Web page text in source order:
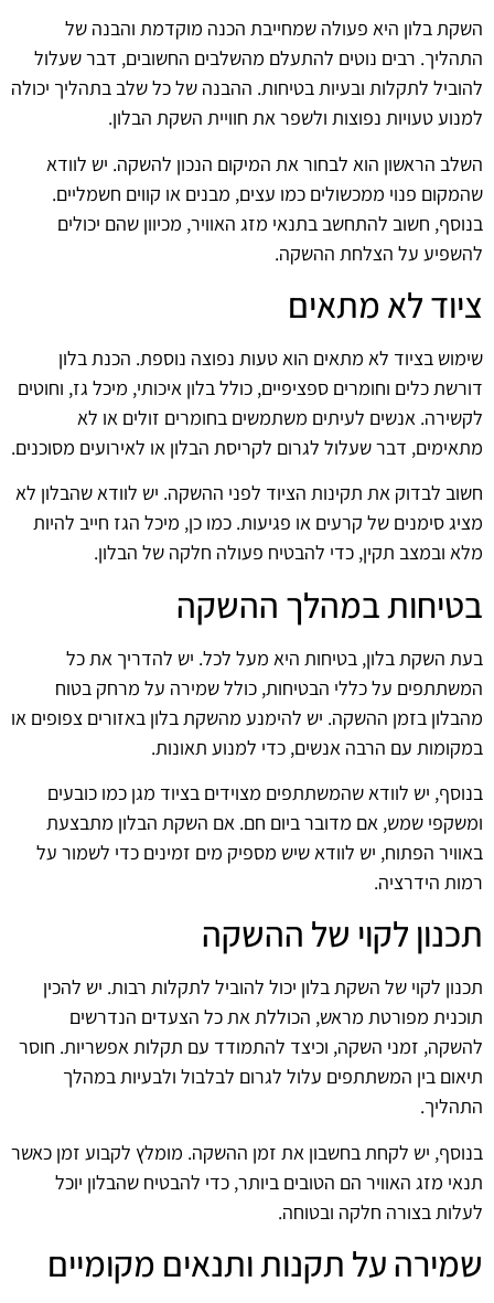
השקת בלון היא פעולה שמחייבת הכנה מוקדמת והבנה של
התהליך. רבים נוטים להתעלם מהשלבים החשובים, דבר שעלול
להוביל לתקלות ובעיות בטיחות. ההבנה של כל שלב בתהליך יכולה
למנוע טעויות נפוצות ולשפר את חוויית השקת הבלון.
השלב הראשון הוא לבחור את המיקום הנכון להשקה. יש לוודא
שהמקום פנוי ממכשולים כמו עצים, מבנים או קווים חשמליים.
בנוסף, חשוב להתחשב בתנאי מזג האוויר, מכיוון שהם יכולים
להשפיע על הצלחת ההשקה.
ציוד לא מתאים
שימוש בציוד לא מתאים הוא טעות נפוצה נוספת. הכנת בלון
דורשת כלים וחומרים ספציפיים, כולל בלון איכותי, מיכל גז, וחוטים
לקשירה. אנשים לעיתים משתמשים בחומרים זולים או לא
מתאימים, דבר שעלול לגרום לקריסת הבלון או לאירועים מסוכנים.
חשוב לבדוק את תקינות הציוד לפני ההשקה. יש לוודא שהבלון לא
מציג סימנים של קרעים או פגיעות. כמו כן, מיכל הגז חייב להיות
מלא ובמצב תקין, כדי להבטיח פעולה חלקה של הבלון.
בטיחות במהלך ההשקה
בעת השקת בלון, בטיחות היא מעל לכל. יש להדריך את כל
המשתתפים על כללי הבטיחות, כולל שמירה על מרחק בטוח
מהבלון בזמן ההשקה. יש להימנע מהשקת בלון באזורים צפופים או
במקומות עם הרבה אנשים, כדי למנוע תאונות.
בנוסף, יש לוודא שהמשתתפים מצוידים בציוד מגן כמו כובעים
ומשקפי שמש, אם מדובר ביום חם. אם השקת הבלון מתבצעת
באוויר הפתוח, יש לוודא שיש מספיק מים זמינים כדי לשמור על
רמות הידרציה.
תכנון לקוי של ההשקה
תכנון לקוי של השקת בלון יכול להוביל לתקלות רבות. יש להכין
תוכנית מפורטת מראש, הכוללת את כל הצעדים הנדרשים
להשקה, זמני השקה, וכיצד להתמודד עם תקלות אפשריות. חוסר
תיאום בין המשתתפים עלול לגרום לבלבול ולבעיות במהלך
התהליך.
בנוסף, יש לקחת בחשבון את זמן ההשקה. מומלץ לקבוע זמן כאשר
תנאי מזג האוויר הם הטובים ביותר, כדי להבטיח שהבלון יוכל
לעלות בצורה חלקה ובטוחה.
שמירה על תקנות ותנאים מקומיים